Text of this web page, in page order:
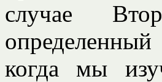
случае
когда мы